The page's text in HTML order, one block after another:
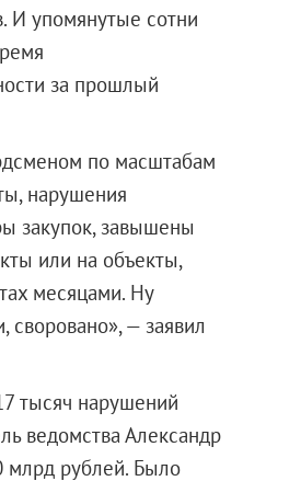
И упомянутые сотни
за прошлый
по масштабам
нарушения
закупок, завышены
или на объекты,
месяцами. Ну
своровано», — заявил
тысяч нарушений
ведомства Александр
млрд рублей. Было